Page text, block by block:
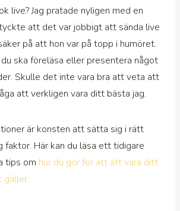
live? Jag pratade nyligen med en
att det var jobbigt att sända live
på att hon var på topp i humöret.
ska föreläsa eller presentera något
Skulle det inte vara bra att veta att
att verkligen vara ditt bästa jag.
är konsten att sätta sig i rätt
faktor. Här kan du läsa ett tidigare
tips om hur du gör för att att vara ditt
gäller.